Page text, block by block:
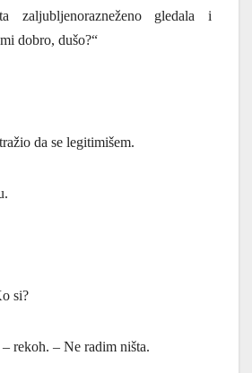
zaljubljenorazneženo gledala i
dobro, dušo?“
da se legitimišem.
si?
rekoh. – Ne radim ništa.